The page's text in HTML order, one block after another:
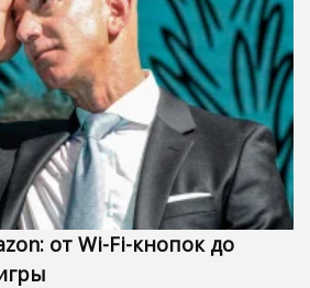
от Wi-Fi-кнопок до